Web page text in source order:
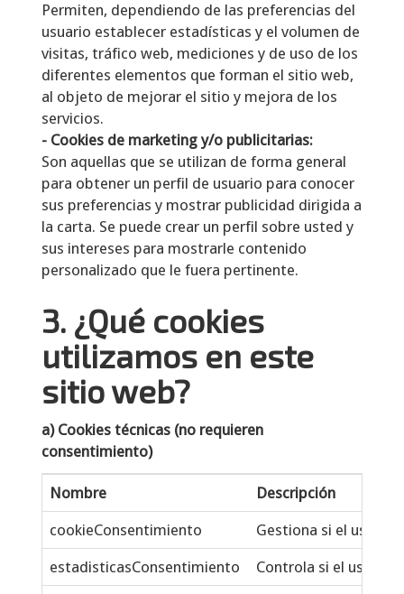
Permiten, dependiendo de las preferencias del
usuario establecer estadísticas y el volumen de
visitas, tráfico web, mediciones y de uso de los
diferentes elementos que forman el sitio web,
al objeto de mejorar el sitio y mejora de los
servicios.
- Cookies de marketing y/o publicitarias:
Son aquellas que se utilizan de forma general
para obtener un perfil de usuario para conocer
sus preferencias y mostrar publicidad dirigida a
la carta. Se puede crear un perfil sobre usted y
sus intereses para mostrarle contenido
personalizado que le fuera pertinente.
3. ¿Qué cookies
utilizamos en este
sitio web?
a) Cookies técnicas (no requieren
consentimiento)
Nombre Descripción
cookieConsentimiento Gestiona si el
estadisticasConsentimiento Controla si el